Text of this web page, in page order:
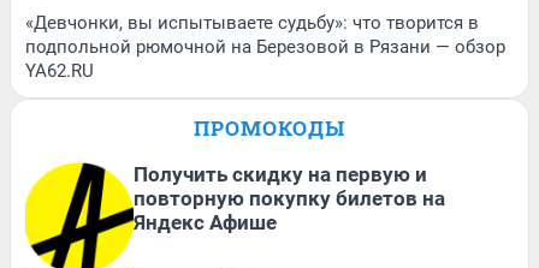
«Девчонки, вы испытываете судьбу»: что творится в
подпольной рюмочной на Березовой в Рязани — обзор
YA62.RU
ПРОМОКОДЫ
Получить скидку на первую и
повторную покупку билетов на
Яндекс Афише